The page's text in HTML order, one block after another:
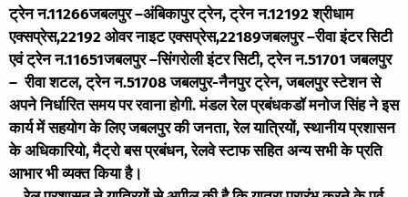
ट्रेन न.11266जबलपुर –अंबिकापुर ट्रेन, ट्रेन न.12192 श्रीधाम
एक्सप्रेस,22192 ओवर नाइट एक्सप्रेस,22189जबलपुर –रीवा इंटर सिटी
एवं ट्रेन न.11651जबलपुर –सिंगरोली इंटर सिटी, ट्रेन न.51701 जबलपुर
– रीवा शटल, ट्रेन न.51708 जबलपुर-नैनपुर ट्रेन, जबलपुर स्टेशन से
अपने निर्धारित समय पर रवाना होगी. मंडल रेल प्रबंधकडॉ मनोज सिंह ने इस
कार्य में सहयोग के लिए जबलपुर की जनता, रेल यात्रियों, स्थानीय प्रशासन
के अधिकारियो, मैट्रो बस प्रबंधन, रेलवे स्टाफ सहित अन्य सभी के प्रति
आभार भी व्यक्त किया है।